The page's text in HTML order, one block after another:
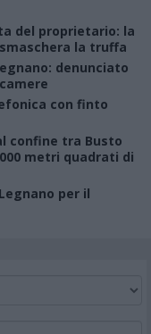
del proprietario: la
la truffa
denunciato
con finto
confine tra Busto
metri quadrati di
per il